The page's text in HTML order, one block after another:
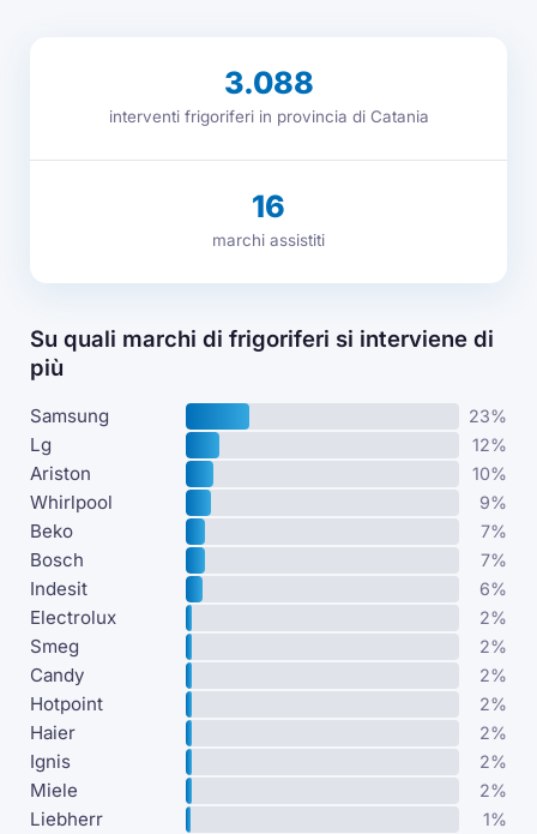
3.088
interventi frigoriferi in provincia di Catania
16
marchi assistiti
Su quali marchi di frigoriferi si interviene di
più
Samsung 23%
Lg 12%
Ariston 10%
Whirlpool 9%
Beko 7%
Bosch 7%
Indesit 6%
Electrolux 2%
Smeg 2%
Candy 2%
Hotpoint 2%
Haier 2%
Ignis 2%
Miele 2%
Liebherr 1%